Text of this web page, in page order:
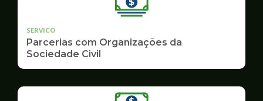
SERVICO
Parcerias com Organizações da
Sociedade Civil